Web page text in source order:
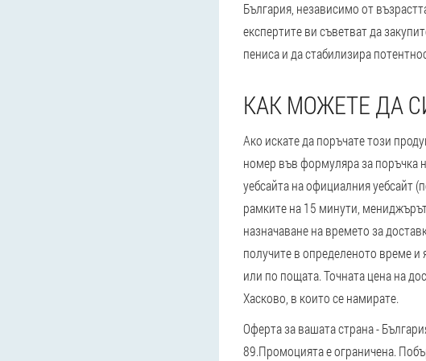
България, независимо от
експертите ви съветват да
пениса и да стабилизира
КАК МОЖЕТЕ ДА
Ако искате да поръчате този
номер във формуляра за поръчка
уебсайта на официалния уебсайт
рамките на 15 минути,
назначаване на времето за
получите в определеното време
или по пощата. Точната цена на
Хасково, в които се намирате.
Оферта за вашата страна -
89.Промоцията е ограничена.